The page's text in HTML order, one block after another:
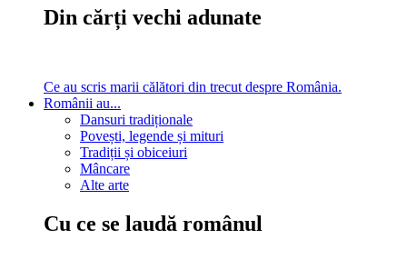
Din cărți vechi adunate
Ce au scris marii călători din trecut despre România.
Românii au...
Dansuri tradiționale
Povești, legende și mituri
Tradiții și obiceiuri
Mâncare
Alte arte
Cu ce se laudă românul